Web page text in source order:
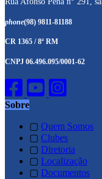
phone(98) 9811-81188
CR 1365 / 8ª RM
CNPJ 06.496.095/0001-62
Sobre
▢ Quem Somos
▢ Clubes
▢ Diretoria
▢ Localização
▢ Documentos